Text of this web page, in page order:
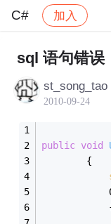
C# 加入
社区 C# 帖
sql 语句错误
st_song_tao
2010-09-24
public void
        {